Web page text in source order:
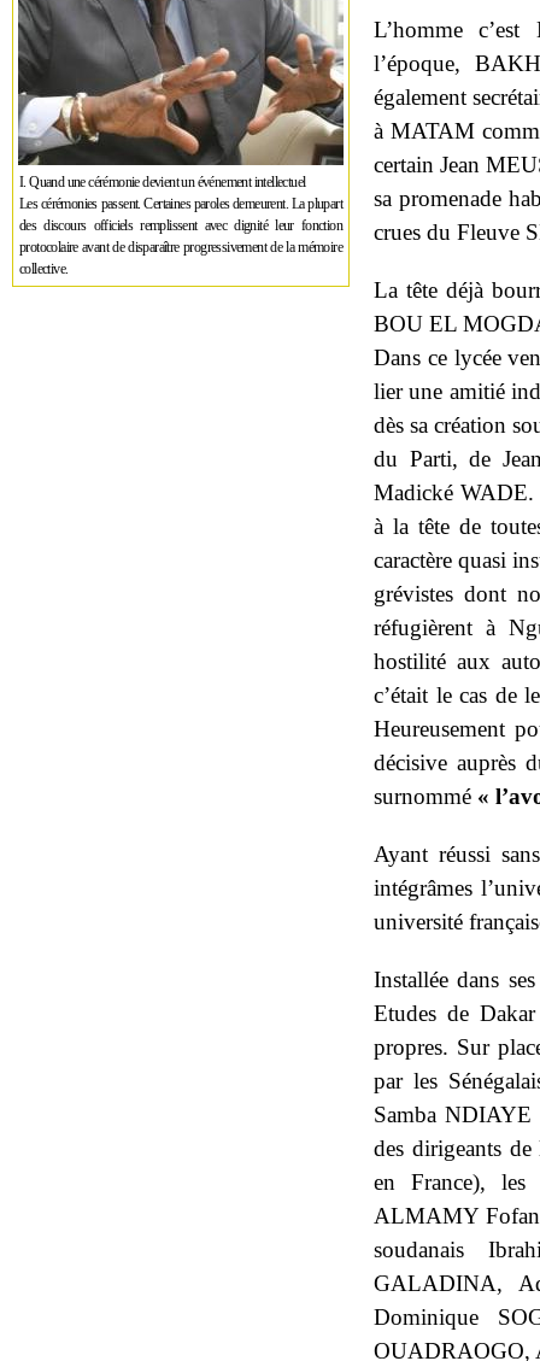
I. Quand une cérémonie devient un événement intellectuel
Les cérémonies passent. Certaines paroles demeurent. La plupart
des discours officiels remplissent avec dignité leur fonction
protocolaire avant de disparaître progressivement de la mémoire
collective.
L’homme
l’époque,
également
à MATAM
certain Jean
sa promenade
crues du Fleuve
La tête déjà
BOU EL
Dans ce lycée
lier une amitié
dès sa création
du Parti, de
Madické WADE.
à la tête de
caractère quasi
grévistes dont
réfugièrent à
hostilité aux
c’était le cas de
Heureusement
décisive auprès
surnommé «
Ayant réussi
intégrâmes
université
Installée dans
Etudes de
propres. Sur
par les
Samba NDIAYE
des dirigeants
en France),
ALMAMY
soudanais
GALADINA,
Dominique
OUADRAOGO,